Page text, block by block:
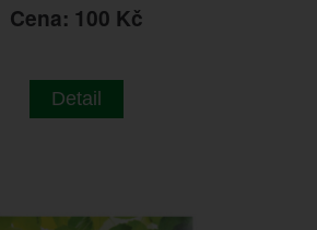
Cena: 100 Kč
Detail